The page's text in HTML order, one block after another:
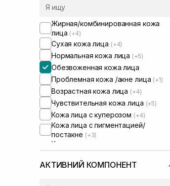
Usolab
Жирная/комбинированная кожа
лица (+4)
Сухая кожа лица (+4)
Нормальная кожа лица (+5)
Обезвоженная кожа лица
Проблемная кожа /акне лица (+1)
Возрастная кожа лица (+4)
Чувствительная кожа лица (+5)
Кожа лица с куперозом (+4)
Кожа лица с пигментацией/
постакне (+3)
Кожа лица с расширенными порами
Кожа лица с нарушенным
АКТИВНИЙ КОМПОНЕНТ